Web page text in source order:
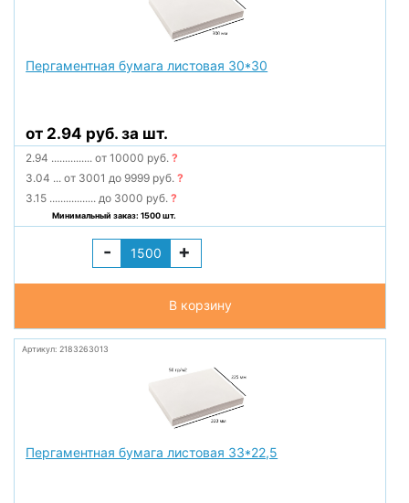
Пергаментная бумага листовая 30*30
от 2.94 руб. за шт.
2.94 ............... от 10000 руб.?
3.04 ... от 3001 до 9999 руб.?
3.15 ................. до 3000 руб.?
Минимальный заказ: 1500 шт.
- +
В корзину
Артикул: 2183263013
Пергаментная бумага листовая 33*22,5